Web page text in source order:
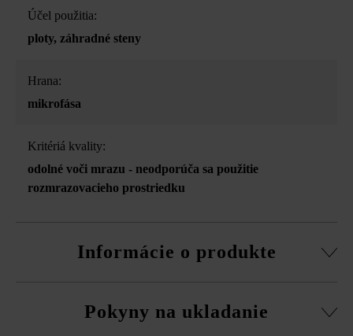
Účel použitia:
ploty, záhradné steny
Hrana:
mikrofása
Kritériá kvality:
odolné voči mrazu - neodporúča sa použitie
rozmrazovacieho prostriedku
Informácie o produkte
kamene, súpravy rohových kociek a vrchná doska.
Pokyny na ukladanie